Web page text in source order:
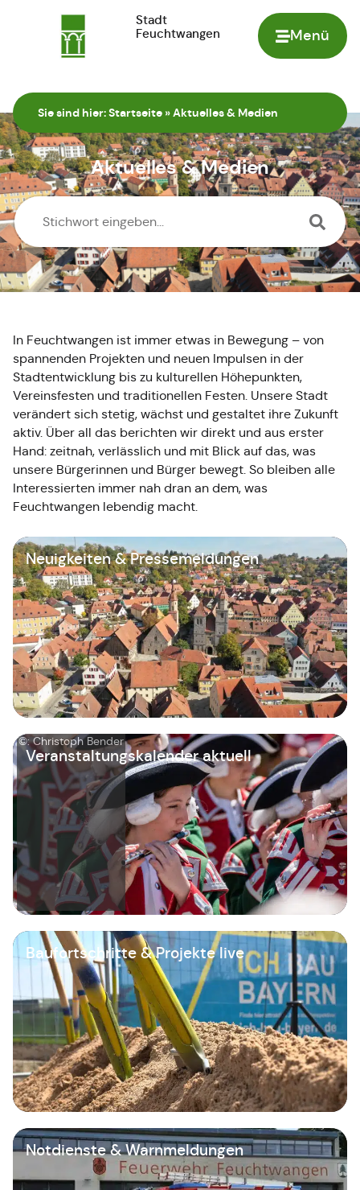
Menü
Stadt
Feuchtwangen
Sie sind hier:Startseite »Aktuelles & Medien
Aktuelles & Medien
In Feuchtwangen ist immer etwas in Bewegung – von
spannenden Projekten und neuen Impulsen in der
Stadtentwicklung bis zu kulturellen Höhepunkten,
Vereinsfesten und traditionellen Festen. Unsere Stadt
verändert sich stetig, wächst und gestaltet ihre Zukunft
aktiv. Über all das berichten wir direkt und aus erster
Hand: zeitnah, verlässlich und mit Blick auf das, was
unsere Bürgerinnen und Bürger bewegt. So bleiben alle
Interessierten immer nah dran an dem, was
Feuchtwangen lebendig macht.
Neuigkeiten & Pressemeldungen
©: Christoph Bender
Veranstaltungskalender aktuell
Baufortschritte & Projekte live
Notdienste & Warnmeldungen